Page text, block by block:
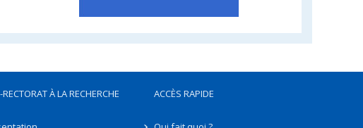
RECTORAT À LA RECHERCHE ACCÈS RAPIDE